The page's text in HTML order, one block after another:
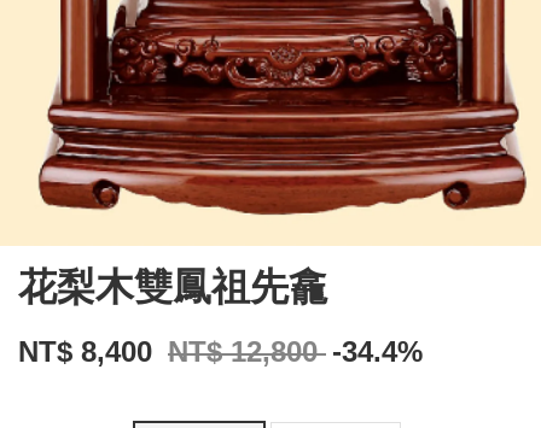
花梨木雙鳳祖先龕
NT$ 8,400 NT$ 12,800 -34.4%